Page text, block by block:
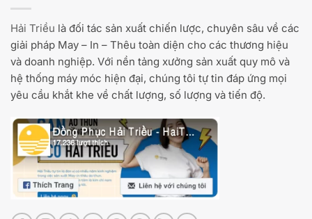
Hải Triều là đối tác sản xuất chiến lược, chuyên sâu về các
giải pháp May – In – Thêu toàn diện cho các thương hiệu
và doanh nghiệp. Với nền tảng xưởng sản xuất quy mô và
hệ thống máy móc hiện đại, chúng tôi tự tin đáp ứng mọi
yêu cầu khắt khe về chất lượng, số lượng và tiến độ.